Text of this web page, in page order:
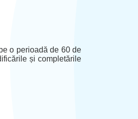
o perioadă de 60 de
și completările